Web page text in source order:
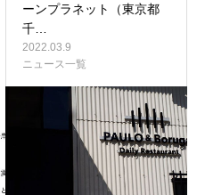
ーンプラネット（東京都
千…
2022.03.9
ニュース一覧